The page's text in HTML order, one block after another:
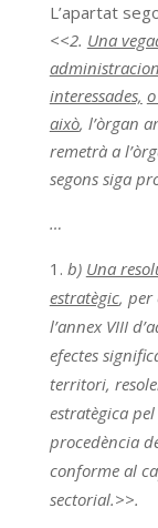
L’apartat
<<2. Una
interessades,
això, l’òrgan
remetrà a
segons siga
…
b) Una
estratègic, per
l’annex VIII
efectes
territori,
estratègica
procedència
conforme al
sectorial.>>.